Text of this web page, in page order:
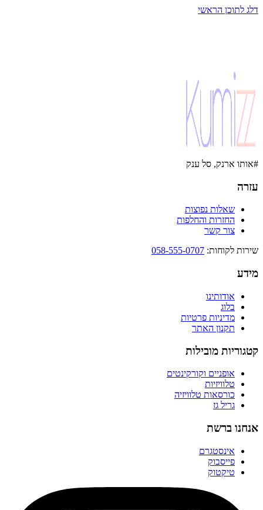
דלג לתוכן הראשי
#אותו ארנק, סל ענק
עזרה
שאלות נפוצות
החזרות והחלפות
צור קשר
שירות לקוחות:
058-555-0707
מידע
אודותינו
בלוג
מדיניות פרטיות
תקנון האתר
קטגוריות מובילות
אופניים וקורקינטים
טלוויזיות
כורסאות טלוויזיה
גריל גז
אנחנו ברשת
אינסטגרם
פייסבוק
טיקטוק